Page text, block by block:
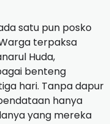
satu pun posko
terpaksa
Huda,
benteng
hari. Tanpa dapur
hanya
yang mereka